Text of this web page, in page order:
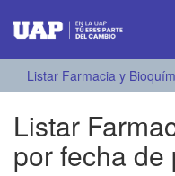
Listar Farmacia y
Listar
por fecha de